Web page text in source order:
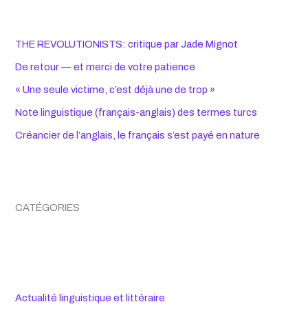
THE REVOLUTIONISTS: critique par Jade Mignot
De retour — et merci de votre patience
« Une seule victime, c’est déjà une de trop »
Note linguistique (français-anglais) des termes turcs
Créancier de l’anglais, le français s’est payé en nature
CATÉGORIES
Actualité linguistique et littéraire